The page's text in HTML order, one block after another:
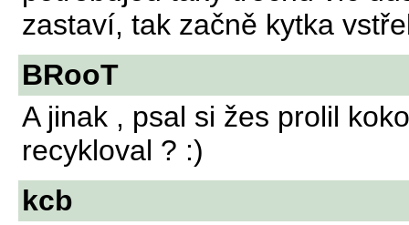
zastaví, tak začně kytka
BRooT
A jinak , psal si žes prolil
recykloval ? :)
kcb